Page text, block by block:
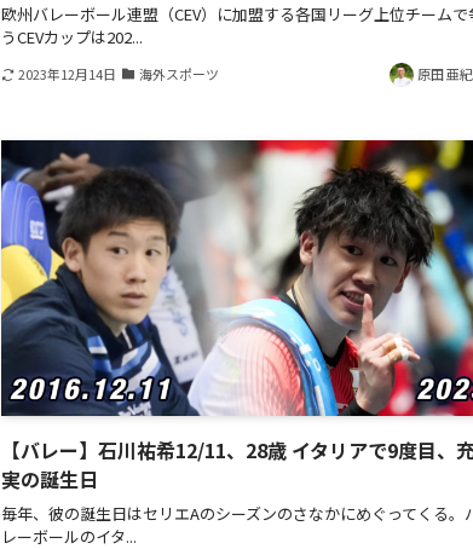
欧州バレーボール連盟（CEV）に加盟する各国リーグ上位チームで
うCEVカップは202...
2023年12月14日 海外スポーツ 原田 亜
【バレー】石川祐希12/11、28歳 イタリアで9度目、
実の誕生日
毎年、彼の誕生日はセリエAのシーズンのさなかにめぐってくる。
レーボールのイタ...